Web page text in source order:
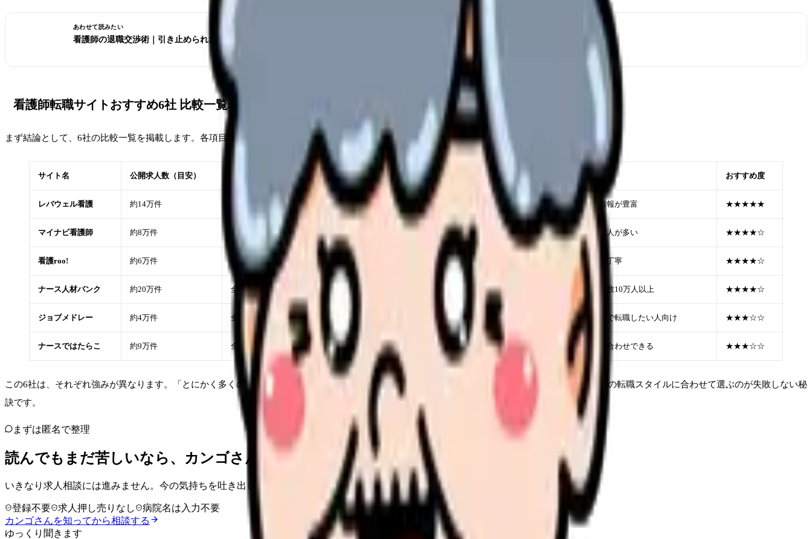
あわせて読みたい
看護師の退職交渉術｜引き止められた時の対処法と法的知識
看護師転職サイトおすすめ6社 比較一覧表
まず結論として、6社の比較一覧を掲載します。各項目の詳細は後述しますが、迷ったらこの表を見れば全体像が掴めます。
サイト名 公開求人数（目安） サポート体制 特徴 おすすめ度
レバウェル看護 約14万件 専任アドバイザー＋LINE対応 求人数業界最大級。病院の内部情報が豊富 ★★★★★
マイナビ看護師 約8万件 全国 対面面談あり＋電話・メール 大手マイナビの安心感。非公開求人が多い ★★★★☆
看護roo! 約6万件 全国（首都圏に強い） 専任アドバイザー＋電話・LINE 利用者満足度が高い。面接対策が丁寧 ★★★★☆
ナース人材バンク 約20万件 全国 地域専任コンサルタント 地方の求人にも強い。年間利用者数10万人以上 ★★★★☆
ジョブメドレー 約4万件 全国 スカウト型（自分で検索も可） しつこい電話なし。自分のペースで転職したい人向け ★★★☆☆
ナースではたらこ 約9万件 全国 専任アドバイザー＋逆指名制度 「気になる病院」を逆指名で問い合わせできる ★★★☆☆
この6社は、それぞれ強みが異なります。「とにかく多くの選択肢を見たい」「手厚いサポートが欲しい」「自分のペースでやりたい」など、あなたの転職スタイルに合わせて選ぶのが失敗しない秘
訣です。
まずは匿名で整理
読んでもまだ苦しいなら、カンゴさんの部屋で少し話してみませんか。
いきなり求人相談には進みません。今の気持ちを吐き出して、何がつらいのか、辞めるべきか、少し休むべきかを一緒に整理します。
登録不要 求人押し売りなし
病院名は入力不要
カンゴさんを知ってから相談する
ゆっくり聞きます